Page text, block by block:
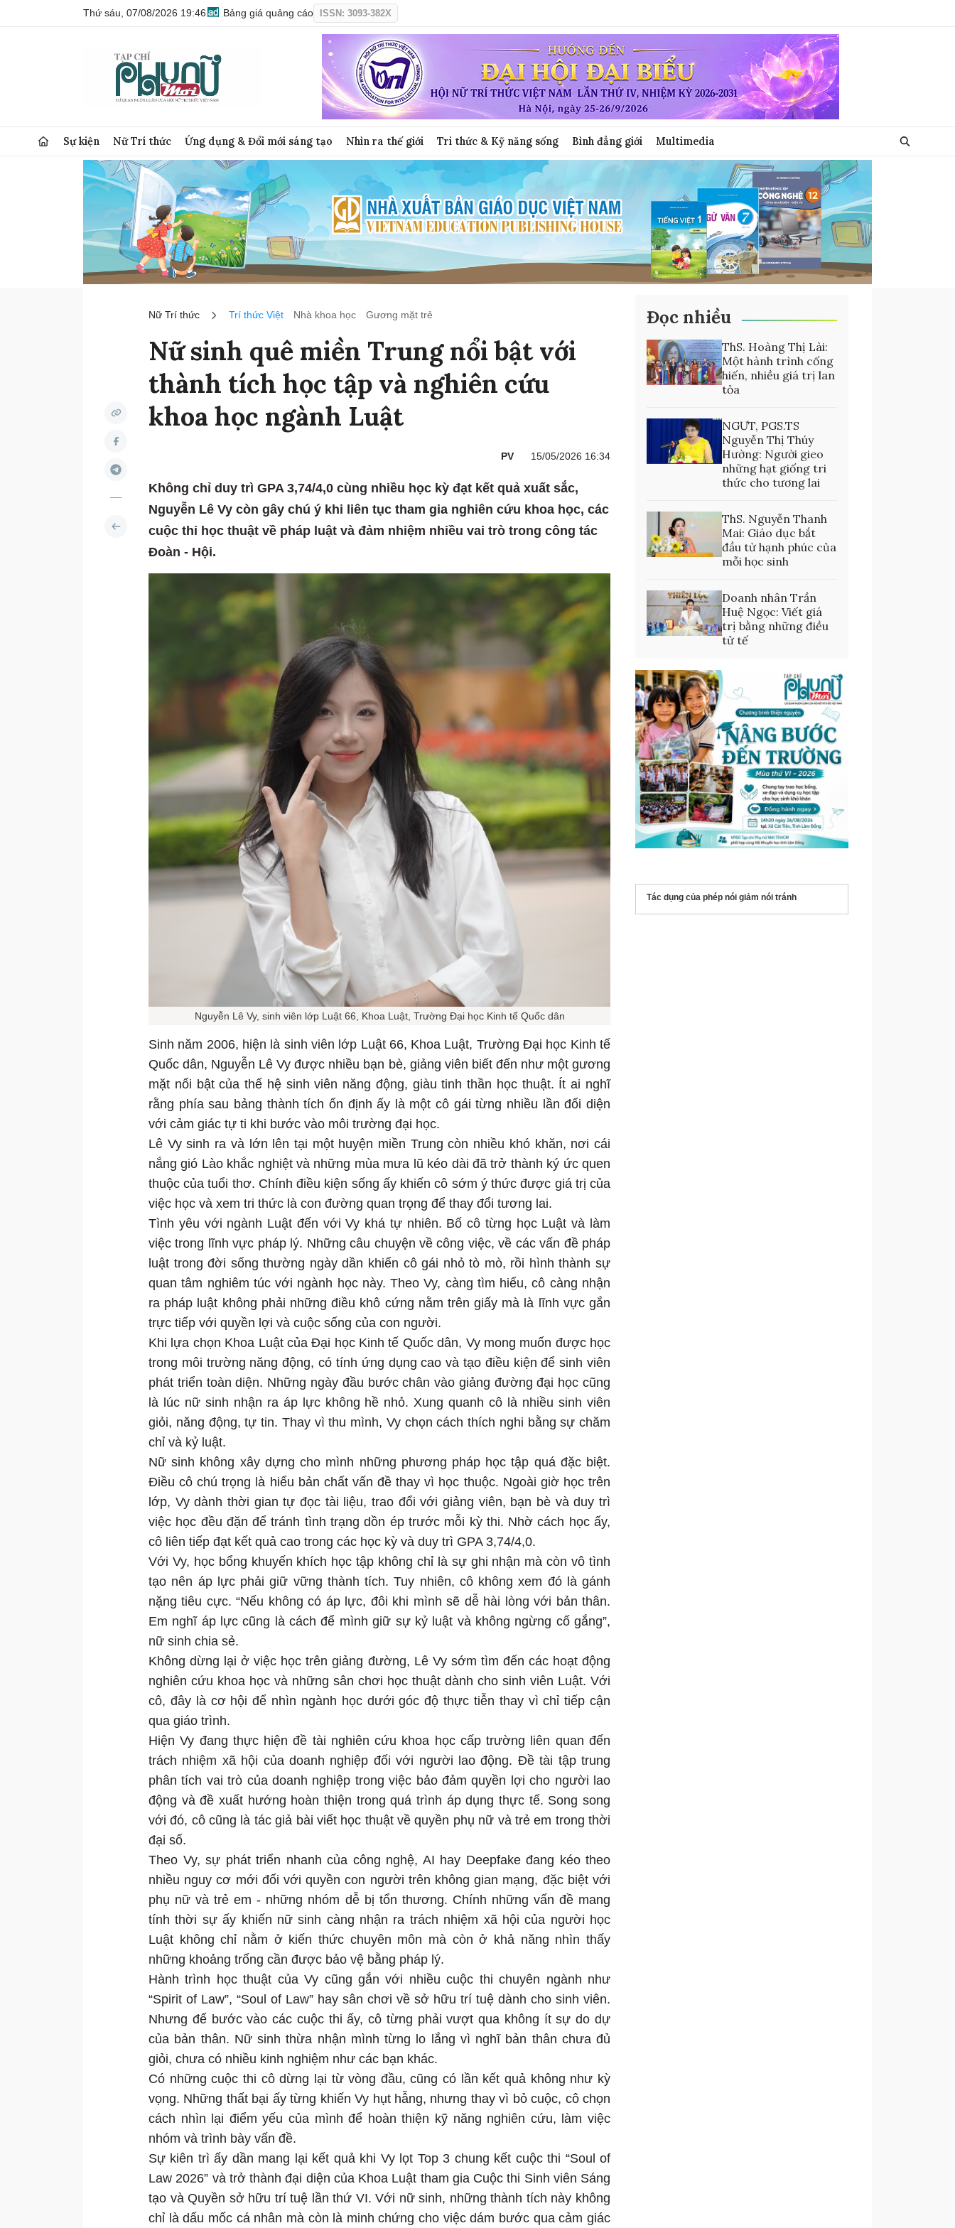
Thứ sáu, 07/08/2026 19:46 Bảng giá quảng cáo ISSN: 3093-382X
Sự kiện Nữ Trí thức Ứng dụng & Đổi mới sáng tạo Nhìn ra thế giới Tri thức & Kỹ năng sống Bình đẳng giới Multimedia
Nữ Trí thức Trí thức Việt Nhà khoa học Gương mặt trẻ
Nữ sinh quê miền Trung nổi bật với
thành tích học tập và nghiên cứu
khoa học ngành Luật
PV 15/05/2026 16:34
Không chỉ duy trì GPA 3,74/4,0 cùng nhiều học kỳ đạt kết quả xuất sắc,
Nguyễn Lê Vy còn gây chú ý khi liên tục tham gia nghiên cứu khoa học, các
cuộc thi học thuật về pháp luật và đảm nhiệm nhiều vai trò trong công tác
Đoàn - Hội.
Nguyễn Lê Vy, sinh viên lớp Luật 66, Khoa Luật, Trường Đại học Kinh tế Quốc dân
Sinh năm 2006, hiện là sinh viên lớp Luật 66, Khoa Luật, Trường Đại học Kinh tế
Quốc dân, Nguyễn Lê Vy được nhiều bạn bè, giảng viên biết đến như một gương
mặt nổi bật của thế hệ sinh viên năng động, giàu tinh thần học thuật. Ít ai nghĩ
rằng phía sau bảng thành tích ổn định ấy là một cô gái từng nhiều lần đối diện
với cảm giác tự ti khi bước vào môi trường đại học.
Lê Vy sinh ra và lớn lên tại một huyện miền Trung còn nhiều khó khăn, nơi cái
nắng gió Lào khắc nghiệt và những mùa mưa lũ kéo dài đã trở thành ký ức quen
thuộc của tuổi thơ. Chính điều kiện sống ấy khiến cô sớm ý thức được giá trị của
việc học và xem tri thức là con đường quan trọng để thay đổi tương lai.
Tình yêu với ngành Luật đến với Vy khá tự nhiên. Bố cô từng học Luật và làm
việc trong lĩnh vực pháp lý. Những câu chuyện về công việc, về các vấn đề pháp
luật trong đời sống thường ngày dần khiến cô gái nhỏ tò mò, rồi hình thành sự
quan tâm nghiêm túc với ngành học này. Theo Vy, càng tìm hiểu, cô càng nhận
ra pháp luật không phải những điều khô cứng nằm trên giấy mà là lĩnh vực gắn
trực tiếp với quyền lợi và cuộc sống của con người.
Khi lựa chọn Khoa Luật của Đại học Kinh tế Quốc dân, Vy mong muốn được học
trong môi trường năng động, có tính ứng dụng cao và tạo điều kiện để sinh viên
phát triển toàn diện. Những ngày đầu bước chân vào giảng đường đại học cũng
là lúc nữ sinh nhận ra áp lực không hề nhỏ. Xung quanh cô là nhiều sinh viên
giỏi, năng động, tự tin. Thay vì thu mình, Vy chọn cách thích nghi bằng sự chăm
chỉ và kỷ luật.
Nữ sinh không xây dựng cho mình những phương pháp học tập quá đặc biệt.
Điều cô chú trọng là hiểu bản chất vấn đề thay vì học thuộc. Ngoài giờ học trên
lớp, Vy dành thời gian tự đọc tài liệu, trao đổi với giảng viên, bạn bè và duy trì
việc học đều đặn để tránh tình trạng dồn ép trước mỗi kỳ thi. Nhờ cách học ấy,
cô liên tiếp đạt kết quả cao trong các học kỳ và duy trì GPA 3,74/4,0.
Với Vy, học bổng khuyến khích học tập không chỉ là sự ghi nhận mà còn vô tình
tạo nên áp lực phải giữ vững thành tích. Tuy nhiên, cô không xem đó là gánh
nặng tiêu cực. “Nếu không có áp lực, đôi khi mình sẽ dễ hài lòng với bản thân.
Em nghĩ áp lực cũng là cách để mình giữ sự kỷ luật và không ngừng cố gắng”,
nữ sinh chia sẻ.
Không dừng lại ở việc học trên giảng đường, Lê Vy sớm tìm đến các hoạt động
nghiên cứu khoa học và những sân chơi học thuật dành cho sinh viên Luật. Với
cô, đây là cơ hội để nhìn ngành học dưới góc độ thực tiễn thay vì chỉ tiếp cận
qua giáo trình.
Hiện Vy đang thực hiện đề tài nghiên cứu khoa học cấp trường liên quan đến
trách nhiệm xã hội của doanh nghiệp đối với người lao động. Đề tài tập trung
phân tích vai trò của doanh nghiệp trong việc bảo đảm quyền lợi cho người lao
động và đề xuất hướng hoàn thiện trong quá trình áp dụng thực tế. Song song
với đó, cô cũng là tác giả bài viết học thuật về quyền phụ nữ và trẻ em trong thời
đại số.
Theo Vy, sự phát triển nhanh của công nghệ, AI hay Deepfake đang kéo theo
nhiều nguy cơ mới đối với quyền con người trên không gian mạng, đặc biệt với
phụ nữ và trẻ em - những nhóm dễ bị tổn thương. Chính những vấn đề mang
tính thời sự ấy khiến nữ sinh càng nhận ra trách nhiệm xã hội của người học
Luật không chỉ nằm ở kiến thức chuyên môn mà còn ở khả năng nhìn thấy
những khoảng trống cần được bảo vệ bằng pháp lý.
Hành trình học thuật của Vy cũng gắn với nhiều cuộc thi chuyên ngành như
“Spirit of Law”, “Soul of Law” hay sân chơi về sở hữu trí tuệ dành cho sinh viên.
Nhưng để bước vào các cuộc thi ấy, cô từng phải vượt qua không ít sự do dự
của bản thân. Nữ sinh thừa nhận mình từng lo lắng vì nghĩ bản thân chưa đủ
giỏi, chưa có nhiều kinh nghiệm như các bạn khác.
Có những cuộc thi cô dừng lại từ vòng đầu, cũng có lần kết quả không như kỳ
vọng. Những thất bại ấy từng khiến Vy hụt hẫng, nhưng thay vì bỏ cuộc, cô chọn
cách nhìn lại điểm yếu của mình để hoàn thiện kỹ năng nghiên cứu, làm việc
nhóm và trình bày vấn đề.
Sự kiên trì ấy dần mang lại kết quả khi Vy lọt Top 3 chung kết cuộc thi “Soul of
Law 2026” và trở thành đại diện của Khoa Luật tham gia Cuộc thi Sinh viên Sáng
tạo và Quyền sở hữu trí tuệ lần thứ VI. Với nữ sinh, những thành tích này không
chỉ là dấu mốc cá nhân mà còn là minh chứng cho việc dám bước qua cảm giác
Đọc nhiều
ThS. Hoàng Thị Lài:
Một hành trình cống
hiến, nhiều giá trị lan
tỏa
NGƯT, PGS.TS
Nguyễn Thị Thúy
Hường: Người gieo
những hạt giống tri
thức cho tương lai
ThS. Nguyễn Thanh
Mai: Giáo dục bắt
đầu từ hạnh phúc của
mỗi học sinh
Doanh nhân Trần
Huệ Ngọc: Viết giá
trị bằng những điều
tử tế
Tác dụng của phép nói giảm nói tránh